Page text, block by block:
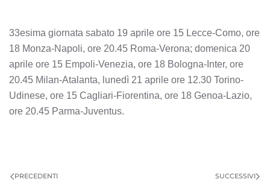
33esima giornata sabato 19 aprile ore 15 Lecce-Como, ore
18 Monza-Napoli, ore 20.45 Roma-Verona; domenica 20
aprile ore 15 Empoli-Venezia, ore 18 Bologna-Inter, ore
20.45 Milan-Atalanta, lunedì 21 aprile ore 12.30 Torino-
Udinese, ore 15 Cagliari-Fiorentina, ore 18 Genoa-Lazio,
ore 20.45 Parma-Juventus.
PRECEDENTI SUCCESSIVI